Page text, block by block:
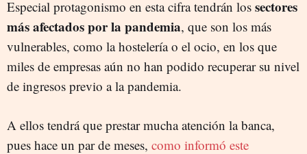
Especial protagonismo en esta cifra tendrán los sectores
más afectados por la pandemia, que son los más
vulnerables, como la hostelería o el ocio, en los que
miles de empresas aún no han podido recuperar su nivel
de ingresos previo a la pandemia.
A ellos tendrá que prestar mucha atención la banca,
pues hace un par de meses, como informó este